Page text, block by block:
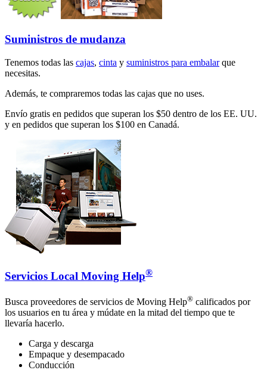
Suministros de mudanza
Tenemos todas las cajas, cinta y suministros para embalarque
necesitas.
Además, te compraremos todas las cajas que no uses.
Envío gratis en pedidos que superan los $50 dentro de los EE. UU.
y en pedidos que superan los $100 en Canadá.
Servicios Local Moving Help®
Busca proveedores de servicios de Moving Help® calificados por
los usuarios en tu área y múdate en la mitad del tiempo que te
llevaría hacerlo.
Carga y descarga
Empaque y desempacado
Conducción